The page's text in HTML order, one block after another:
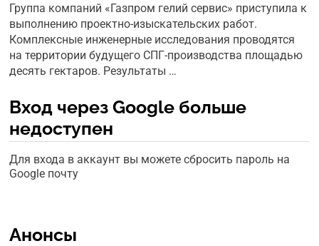
Группа компаний «Газпром гелий сервис» приступила к
выполнению проектно-изыскательских работ.
Комплексные инженерные исследования проводятся
на территории будущего СПГ-производства площадью
десять гектаров. Результаты …
Вход через Google больше
недоступен
Для входа в аккаунт вы можете сбросить пароль на
Google почту
Анонсы